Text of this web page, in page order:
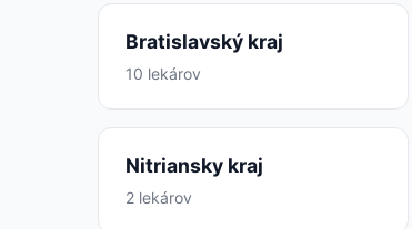
Bratislavský kraj
10 lekárov
Nitriansky kraj
2 lekárov